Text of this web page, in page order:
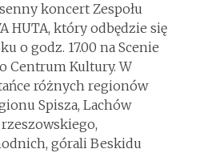
koncert Zespołu
HUTA, który odbędzie się
o godz. 17.00 na Scenie
Centrum Kultury. W
różnych regionów
Spisza, Lachów
górali Beskidu